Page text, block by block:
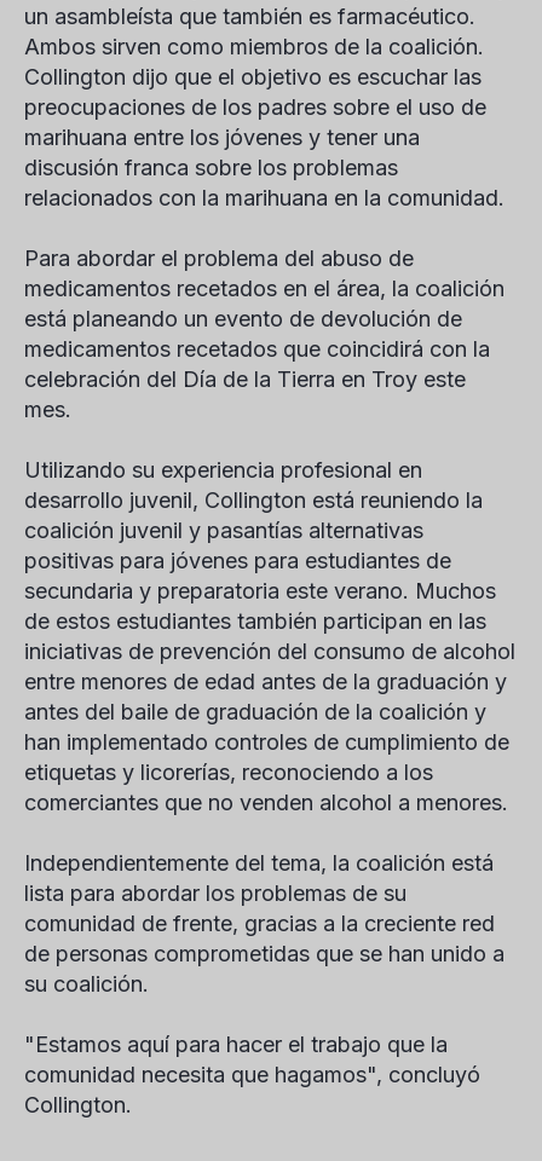
un asambleísta que también es farmacéutico.
Ambos sirven como miembros de la coalición.
Collington dijo que el objetivo es escuchar las
preocupaciones de los padres sobre el uso de
marihuana entre los jóvenes y tener una
discusión franca sobre los problemas
relacionados con la marihuana en la comunidad.
Para abordar el problema del abuso de
medicamentos recetados en el área, la coalición
está planeando un evento de devolución de
medicamentos recetados que coincidirá con la
celebración del Día de la Tierra en Troy este
mes.
Utilizando su experiencia profesional en
desarrollo juvenil, Collington está reuniendo la
coalición juvenil y pasantías alternativas
positivas para jóvenes para estudiantes de
secundaria y preparatoria este verano. Muchos
de estos estudiantes también participan en las
iniciativas de prevención del consumo de alcohol
entre menores de edad antes de la graduación y
antes del baile de graduación de la coalición y
han implementado controles de cumplimiento de
etiquetas y licorerías, reconociendo a los
comerciantes que no venden alcohol a menores.
Independientemente del tema, la coalición está
lista para abordar los problemas de su
comunidad de frente, gracias a la creciente red
de personas comprometidas que se han unido a
su coalición.
"Estamos aquí para hacer el trabajo que la
comunidad necesita que hagamos", concluyó
Collington.